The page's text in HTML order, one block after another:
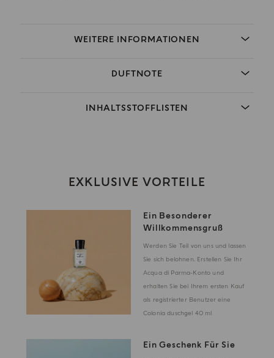
WEITERE INFORMATIONEN
DUFTNOTE
INHALTSSTOFFLISTEN
EXKLUSIVE VORTEILE
Ein Besonderer
Willkommensgruß
Werden Sie Teil von uns und lassen
Sie sich belohnen. Erstellen Sie Ihr
Acqua di Parma-Konto und
erhalten Sie bei Ihrem ersten Kauf
als registrierter Benutzer eine
Colonia duschgel 40 ml
Ein Geschenk Für Sie